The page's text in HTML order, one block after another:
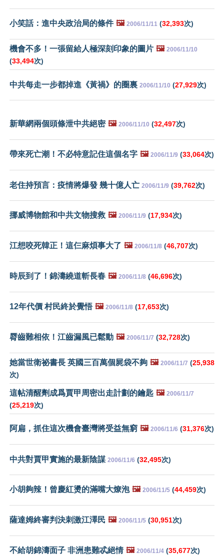
小笑話：進中央政治局的條件 🖼️ 2006/11/11 (32,393次)
機會不多！一張留給人極深刻印象的圖片 🖼️ 2006/11/10
(33,494次)
中共每走一步都掉進《黃禍》的圈裏 2006/11/10 (27,929次)
新華網兩個頭條泄中共絕密 🖼️ 2006/11/10 (32,497次)
帶來死亡潮！不必特意記住這個名字 🖼️ 2006/11/9 (33,064次)
老住持預言：疫情將爆發 幾十億人亡 2006/11/9 (39,762次)
挪威博物館和中共文物搜救 🖼️ 2006/11/9 (17,934次)
江想咬死韓正！這仨麻煩事大了 🖼️ 2006/11/8 (46,707次)
時辰到了！錦濤繞道斬長春 🖼️ 2006/11/8 (46,696次)
12年代價 村民終於覺悟 🖼️ 2006/11/8 (17,653次)
脣齒難相依！江齒漏風已鬆動 🖼️ 2006/11/7 (32,728次)
她當世衛祕書長 英國三百萬個屍袋不夠 🖼️ 2006/11/7 (25,938
次)
這帖清醒劑成爲賈甲周密出走計劃的鑰匙 🖼️ 2006/11/7
(25,219次)
阿扁，抓住這次機會臺灣將受益無窮 🖼️ 2006/11/6 (31,376次)
中共對賈甲實施的最新陰謀 2006/11/6 (32,495次)
小胡夠辣！曾慶紅燙的滿嘴大燎泡 🖼️ 2006/11/5 (44,459次)
薩達姆終審判決刺激江澤民 🖼️ 2006/11/5 (30,951次)
不給胡錦濤面子 非洲患難忒絕情 🖼️ 2006/11/4 (35,677次)